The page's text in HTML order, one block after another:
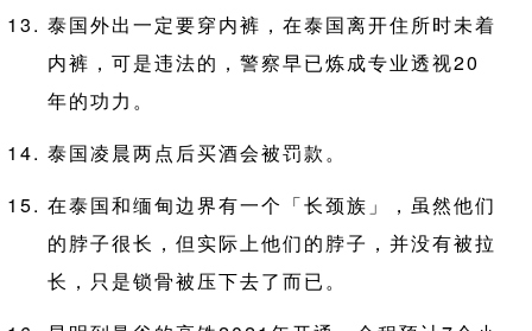
泰国外出一定要穿内裤，在泰国离开住所时未着
内裤，可是违法的，警察早已炼成专业透视20
年的功力。
泰国凌晨两点后买酒会被罚款。
在泰国和缅甸边界有一个「长颈族」，虽然他们
的脖子很长，但实际上他们的脖子，并没有被拉
长，只是锁骨被压下去了而已。